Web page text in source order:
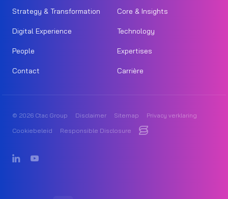
Strategy & Transformation Core & Insights
Digital Experience Technology
People Expertises
Contact Carrière
© 2026 Ctac Group Disclaimer Sitemap
Privacy verklaring
Cookiebeleid
Responsible Disclosure